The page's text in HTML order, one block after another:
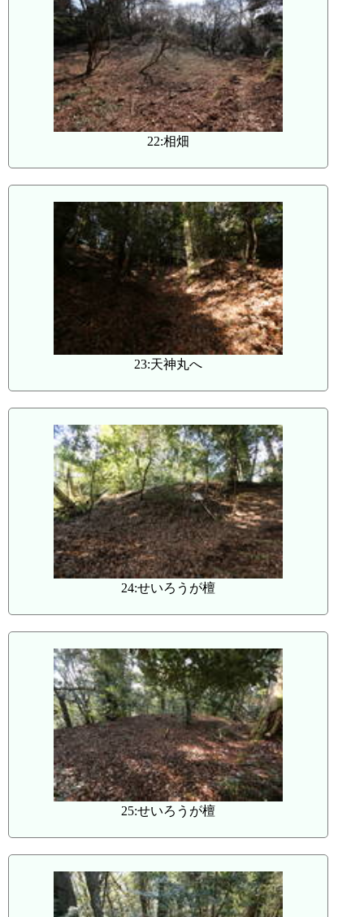
22:相畑
23:天神丸へ
24:せいろうが檀
25:せいろうが檀